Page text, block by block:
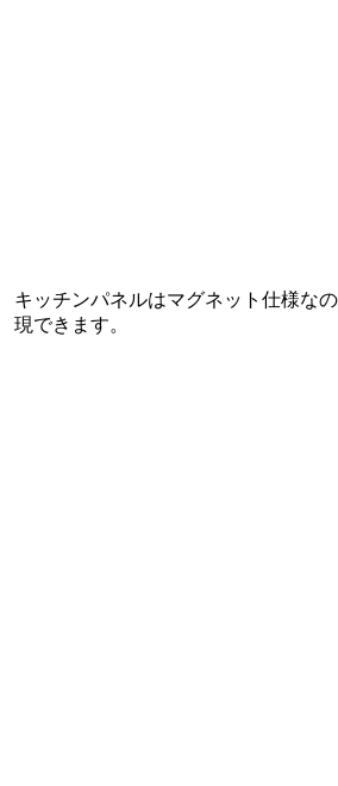
キッチンパネルはマグネット仕様な
現できます。